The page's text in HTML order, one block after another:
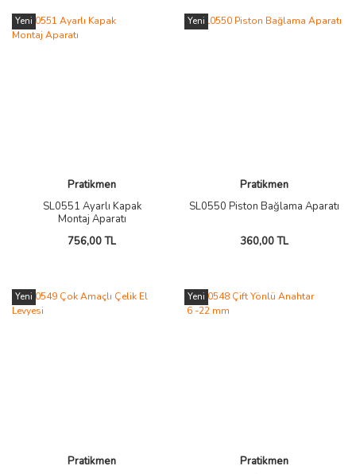
Yeni
Pratikmen
SL0551 Ayarlı Kapak
Montaj Aparatı
756,00 TL
Yeni
Pratikmen
SL0550 Piston Bağlama Aparatı
360,00 TL
Yeni
Pratikmen
Yeni
Pratikmen